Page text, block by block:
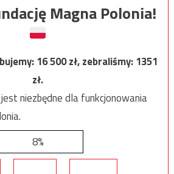
Magna Polonia!
16 500zł, zebraliśmy:1351
zł.
niezbędne dla funkcjonowania
8%